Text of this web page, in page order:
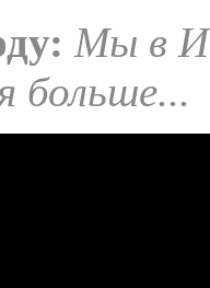
Мы в
больше...